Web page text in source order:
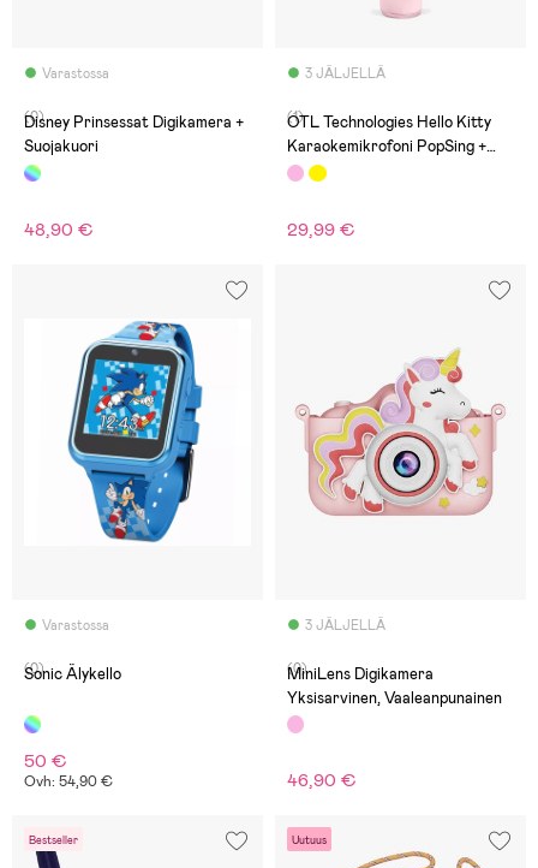
Varastossa
(0)
Disney Prinsessat Digikamera +
Suojakuori
48,90 €
3 JÄLJELLÄ
(1)
OTL Technologies Hello Kitty
Karaokemikrofoni PopSing +
LED
29,99 €
Varastossa
(0)
Sonic Älykello
50 €
Ovh: 54,90 €
3 JÄLJELLÄ
(0)
MiniLens Digikamera
Yksisarvinen, Vaaleanpunainen
46,90 €
Bestseller Uutuus